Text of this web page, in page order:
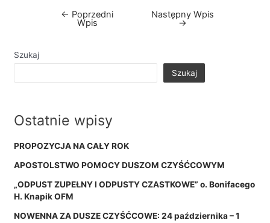
← Poprzedni
Wpis
Następny Wpis
→
Szukaj
Szukaj
Ostatnie wpisy
PROPOZYCJA NA CAŁY ROK
APOSTOLSTWO POMOCY DUSZOM CZYŚĆCOWYM
„ODPUST ZUPEŁNY I ODPUSTY CZASTKOWE” o. Bonifacego
H. Knapik OFM
NOWENNA ZA DUSZE CZYŚĆCOWE: 24 października – 1